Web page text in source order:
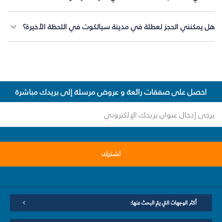
هل يمكنني الحجز لعطلة في مدينة سيالكوت في اللحظة الأخيرة؟
احصل على صفقات رائعة و عروض مرسلة إلى بريدك مباشرة
اشترك
أكثر الوجهات التي يتم البحث عنها: